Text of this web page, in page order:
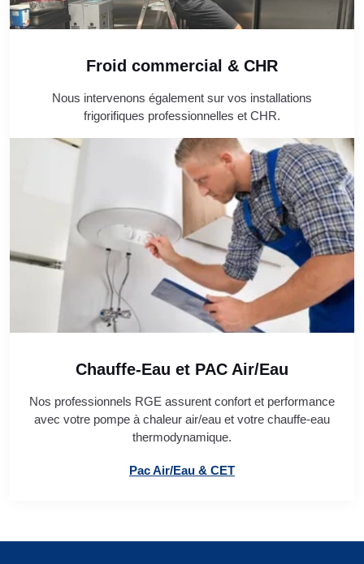
Froid commercial & CHR
Nous intervenons également sur vos installations
frigorifiques professionnelles et CHR.
Chauffe-Eau et PAC Air/Eau
Nos professionnels RGE assurent confort et performance
avec votre pompe à chaleur air/eau et votre chauffe-eau
thermodynamique.
Pac Air/Eau & CET